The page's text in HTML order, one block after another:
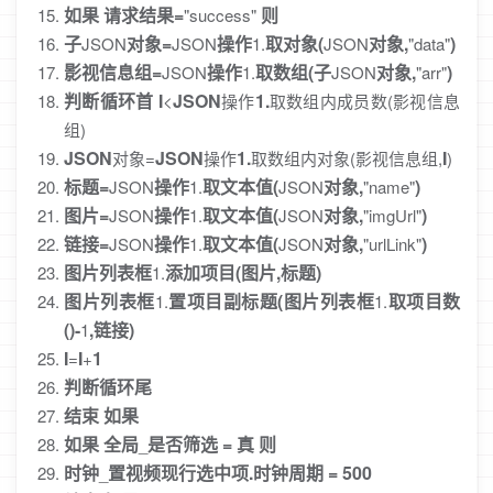
如果请求结果="success" 则
子JSON对象=JSON操作1.取对象(JSON对象,"data")
影视信息组=JSON操作1.取数组(子JSON对象,"arr")
判断循环首 I<JSON操作1.取数组内成员数(影视信息
组)
JSON对象=JSON操作1.取数组内对象(影视信息组,I)
标题=JSON操作1.取文本值(JSON对象,"name")
图片=JSON操作1.取文本值(JSON对象,"imgUrl")
链接=JSON操作1.取文本值(JSON对象,"urlLink")
图片列表框1.添加项目(图片,标题)
图片列表框1.置项目副标题(图片列表框1.取项目数
()-1,链接)
I=I+1
判断循环尾
结束如果
如果全局 是否筛选 = 真 则
时钟 置视频现行选中项.时钟周期 =500